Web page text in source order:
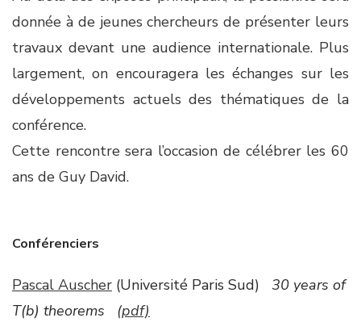
donnée à de jeunes chercheurs de présenter leurs
travaux devant une audience internationale. Plus
largement, on encouragera les échanges sur les
développements actuels des thématiques de la
conférence.
Cette rencontre sera l’occasion de célébrer les 60
ans de Guy David.
Conférenciers
Pascal Auscher (Université Paris Sud)
30 years of
T(b) theorems (pdf)